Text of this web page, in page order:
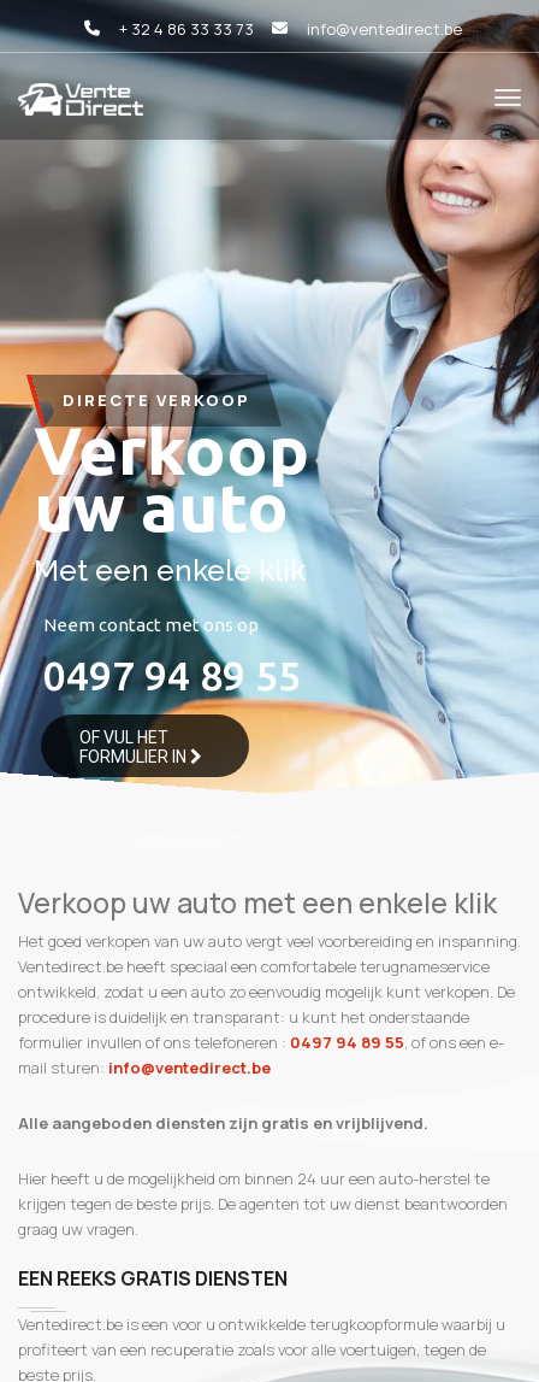
+ 32 4 86 33 33 73 info@ventedirect.be
DIRECTE VERKOOP
Verkoop uw auto met een enkele klik
Het goed verkopen van uw auto vergt veel voorbereiding en inspanning.
Ventedirect.be heeft speciaal een comfortabele terugnameservice
ontwikkeld, zodat u een auto zo eenvoudig mogelijk kunt verkopen. De
procedure is duidelijk en transparant: u kunt het onderstaande
formulier invullen of ons telefoneren : 0497 94 89 55, of ons een e-
mail sturen: info@ventedirect.be
Alle aangeboden diensten zijn gratis en vrijblijvend.
Hier heeft u de mogelijkheid om binnen 24 uur een auto-herstel te
krijgen tegen de beste prijs. De agenten tot uw dienst beantwoorden
graag uw vragen.
EEN REEKS GRATIS DIENSTEN
Ventedirect.be is een voor u ontwikkelde terugkoopformule waarbij u
profiteert van een recuperatie zoals voor alle voertuigen, tegen de
beste prijs.